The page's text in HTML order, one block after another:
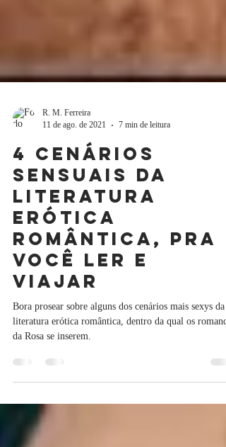
11 de ago. de 2021
7 min de leitura
4 cenários
sensuais da
literatura
erótica
romântica, pra
você ler e
viajar
Bora prosear sobre alguns dos cenários mais sexys da